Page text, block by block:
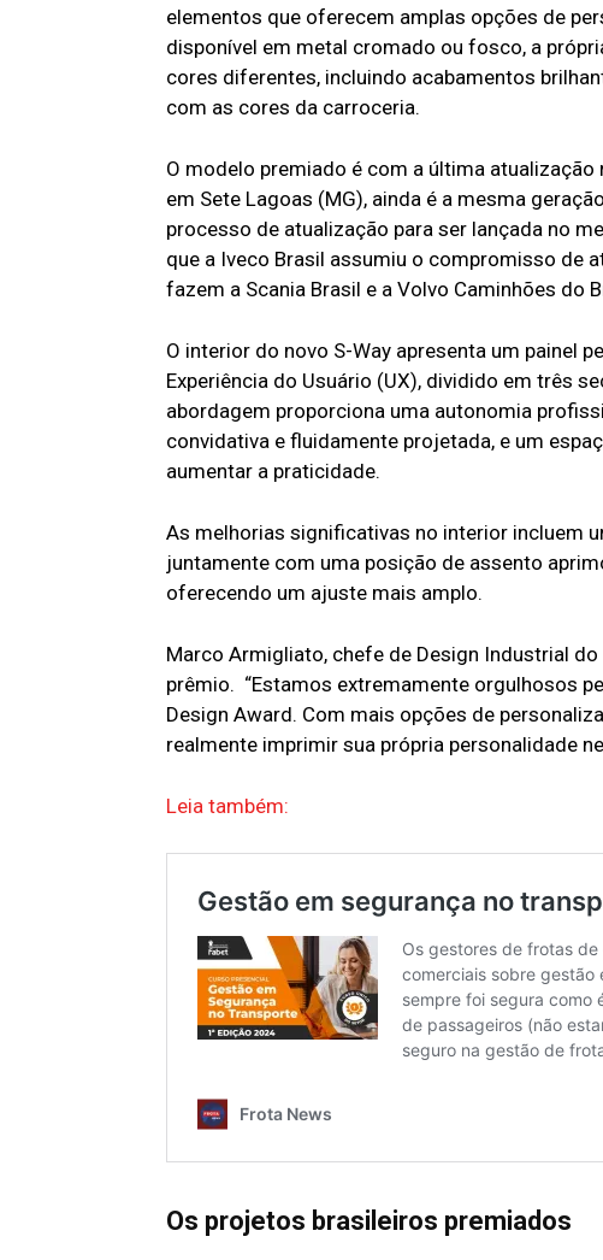
elementos que oferecem amplas opções de
disponível em metal cromado ou fosco, a
cores diferentes, incluindo acabamentos
com as cores da carroceria.
O modelo premiado é com a última
em Sete Lagoas (MG), ainda é a mesma
processo de atualização para ser lançada no
que a Iveco Brasil assumiu o compromisso de
fazem a Scania Brasil e a Volvo Caminhões do
O interior do novo S-Way apresenta um painel
Experiência do Usuário (UX), dividido em três
abordagem proporciona uma autonomia
convidativa e fluidamente projetada, e um
aumentar a praticidade.
As melhorias significativas no interior incluem
juntamente com uma posição de assento
oferecendo um ajuste mais amplo.
Marco Armigliato, chefe de Design Industrial
prêmio. “Estamos extremamente orgulhosos
Design Award. Com mais opções de
realmente imprimir sua própria personalidade
Leia também:
Os projetos brasileiros premiados